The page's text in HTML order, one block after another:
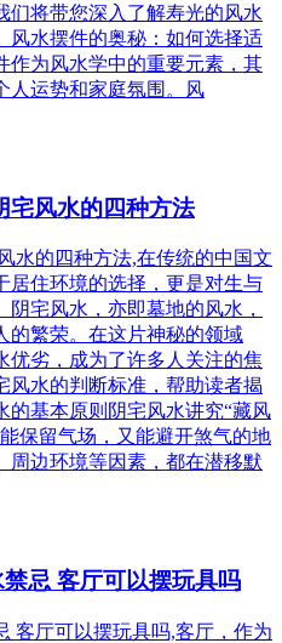
们将带您深入了解寿光的风水
风水摆件的奥秘：如何选择适
作为风水学中的重要元素，其
人运势和家庭氛围。风
宅风水的四种方法
水的四种方法,在传统的中国文
居住环境的选择，更是对生与
宅风水，亦即墓地的风水，
的繁荣。在这片神秘的领域
优劣，成为了许多人关注的焦
风水的判断标准，帮助读者揭
的基本原则阴宅风水讲究“藏风
保留气场，又能避开煞气的地
周边环境等因素，都在潜移默
忌 客厅可以摆玩具吗
客厅可以摆玩具吗,客厅，作为